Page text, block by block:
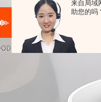
来自局域
助您的吗